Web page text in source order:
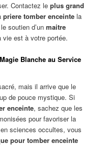
Contactez leplus grand
priere tomber enceinte la
soutien d’unmaitre
vie est à votre portée.
Blanche au Service
mais il arrive que le
de pouce mystique. Si
enceinte, sachez que les
pour favoriser la
sciences occultes, vous
pour tomber enceinte